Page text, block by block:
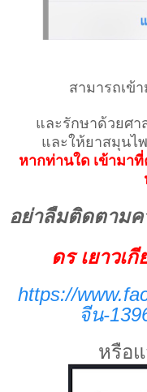
สามารถเข้
และรักษาด้วยศ
และให้ยาสมุนไ
หากท่านใด เข้ามา
อย่าลืมติดตาม
ดร เยาวเ
https://
จีน-
หรือ